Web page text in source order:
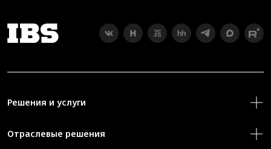
Решения и услуги
Отраслевые решения